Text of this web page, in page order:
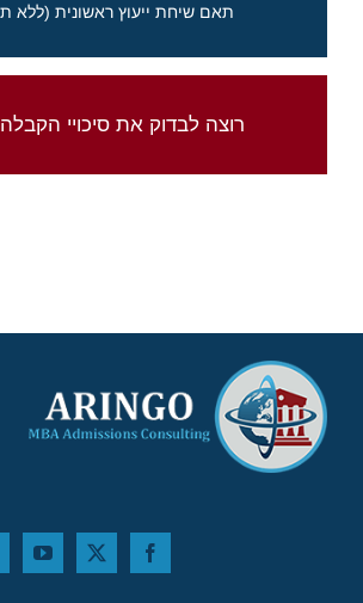
תאם שיחת ייעוץ ראשונית (ללא
מלא את הטופס לבקשת
רוצה לבדוק את סיכויי
בדוק את סיכוייך עם מחשבון